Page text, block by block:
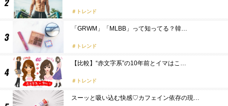
トレンド
「GRWM」「MLBB」って知ってる？韓…
トレンド
【比較】“赤文字系”の10年前とイマはこ…
トレンド
スーッと吸い込む快感♡カフェイン依存の現…